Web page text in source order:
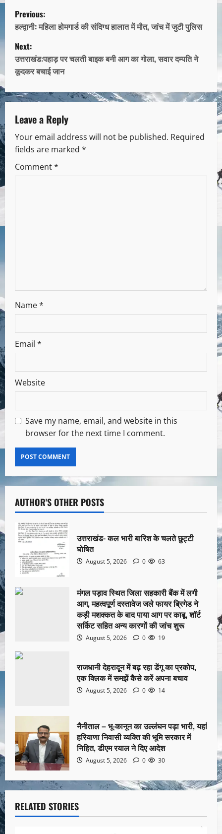
Previous:
हल्द्वानी: महिला होमगार्ड की संदिग्ध हालात में मौत, जांच में जुटी पुलिस
Next:
उत्तराखंड:पहाड़ पर चलती बाइक बनी आग का गोला, सवार दम्पति ने
कूदकर बचाई जान
Leave a Reply
Your email address will not be published. Required
fields are marked *
Comment*
Name*
Email *
Website
Save my name, email, and website in this
browser for the next time I comment.
AUTHOR'S OTHER POSTS
उत्तराखंड- कल भारी बारिश के चलते छुट्टी
घोषित
August 5, 2026 0 63
मंगल पड़ाव स्थित जिला सहकारी बैंक में लगी
आग, महत्वपूर्ण दस्तावेज जले फायर ब्रिगेड ने
कड़ी मशक्कत के बाद पाया आग पर काबू, शॉर्ट
सर्किट सहित अन्य कारणों की जांच शुरू
August 5, 2026 0 19
राजधानी देहरादून में बढ़ रहा डेंगू का प्रकोप,
एक क्लिक में समझें कैसे करें अपना बचाव
August 5, 2026 0 14
नैनीताल – भू-कानून का उल्लंघन पड़ा भारी, यहां
हरियाणा निवासी व्यक्ति की भूमि सरकार में
निहित, डीएम रयाल ने दिए आदेश
August 5, 2026 0 30
RELATED STORIES